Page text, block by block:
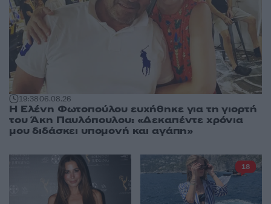
19:3806.08.26
Η Ελένη Φωτοπούλου ευχήθηκε για τη γιορτή
του Άκη Παυλόπουλου: «Δεκαπέντε χρόνια
μου διδάσκει υπομονή και αγάπη»
18